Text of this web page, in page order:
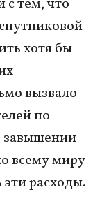
с тем, что
хотя бы
вызвало
по
завышении
всему миру
расходы.